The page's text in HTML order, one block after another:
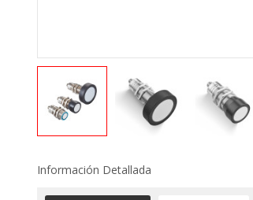
Información Detallada